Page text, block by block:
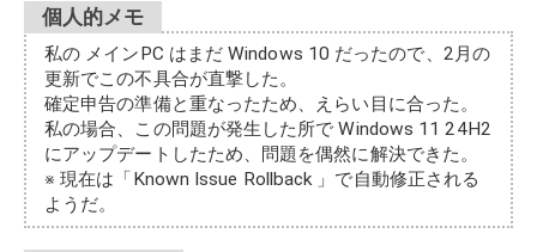
個人的メモ
私の メインPC はまだ Windows 10 だったので、2月の
更新でこの不具合が直撃した。
確定申告の準備と重なったため、えらい目に合った。
私の場合、この問題が発生した所で Windows 11 24H2
にアップデートしたため、問題を偶然に解決できた。
※ 現在は「Known Issue Rollback 」で自動修正される
ようだ。